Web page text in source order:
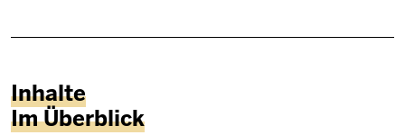
Inhalte
Im Überblick